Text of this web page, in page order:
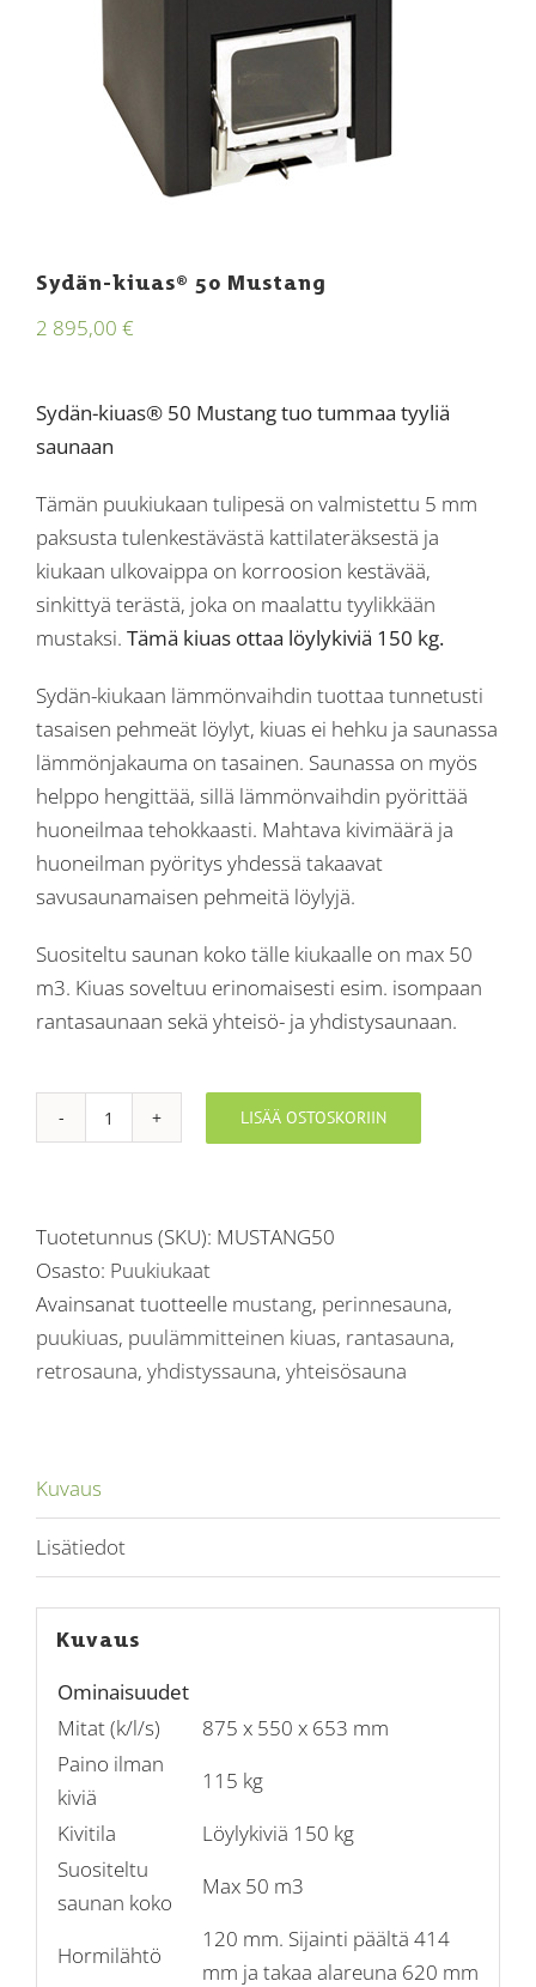
Sydän-kiuas® 50 Mustang
2 895,00 €
Sydän-kiuas® 50 Mustang tuo tummaa tyyliä
saunaan
Tämän puukiukaan tulipesä on valmistettu 5 mm
paksusta tulenkestävästä kattilateräksestä ja
kiukaan ulkovaippa on korroosion kestävää,
sinkittyä terästä, joka on maalattu tyylikkään
mustaksi. Tämä kiuas ottaa löylykiviä 150 kg.
Sydän-kiukaan lämmönvaihdin tuottaa tunnetusti
tasaisen pehmeät löylyt, kiuas ei hehku ja saunassa
lämmönjakauma on tasainen. Saunassa on myös
helppo hengittää, sillä lämmönvaihdin pyörittää
huoneilmaa tehokkaasti. Mahtava kivimäärä ja
huoneilman pyöritys yhdessä takaavat
savusaunamaisen pehmeitä löylyjä.
Suositeltu saunan koko tälle kiukaalle on max 50
m3. Kiuas soveltuu erinomaisesti esim. isompaan
rantasaunaan sekä yhteisö- ja yhdistysaunaan.
Sydän-
Mustang
määrä
LISÄÄ OSTOSKORIIN
Tuotetunnus (SKU): MUSTANG50
Osasto: Puukiukaat
Avainsanat tuotteelle mustang, perinnesauna,
puukiuas, puulämmitteinen kiuas, rantasauna,
retrosauna, yhdistyssauna, yhteisösauna
Kuvaus
Lisätiedot
Kuvaus
Ominaisuudet
Mitat (k/l/s)
875 x 550 x 653 mm
Paino ilman
kiviä
115 kg
Kivitila
Löylykiviä 150 kg
Suositeltu
saunan koko
Max 50 m3
Hormilähtö
120 mm. Sijainti päältä 414
mm ja takaa alareuna 620 mm